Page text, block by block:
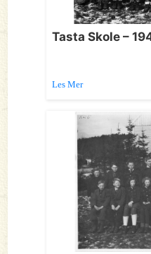
Tasta Skole –
Les Mer